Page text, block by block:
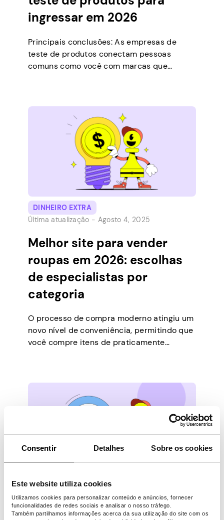
Consentir Detalhes Sobre os cookies
Este website utiliza cookies
Utilizamos cookies para personalizar conteúdo e anúncios, fornecer
funcionalidades de redes sociais e analisar o nosso tráfego.
Também partilhamos informações acerca da sua utilização do site com os
ingressar em 2026
Principais conclusões: As empresas de
teste de produtos conectam pessoas
comuns como você com marcas que
aparelhos tecnológicos, e pedem que você
diga o que pensa. As vantagens são
simples: você pode obter produtos
gratuitos, cartões-presente e…
DINHEIRO EXTRA
Última atualização - Agosto 4, 2025
Melhor site para vender
roupas em 2026: escolhas
de especialistas por
categoria
O processo de compra moderno atingiu um
novo nível de conveniência, permitindo que
você compre itens de praticamente
usadas? Milhões de pessoas estão
começando a preferir práticas mais
ecológicas e sustentáveis, especialmente
DINHEIRO EXTRA
Última atualização -Julho 11, 2025